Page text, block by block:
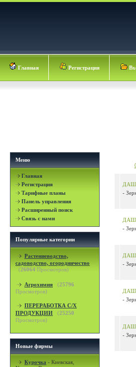
Главная Регистрация
Меню
Главная
Регистрация
Тарифные планы
Панель управления
Расширенный поиск
Связь с нами
Популярные категории
Растениеводство,
садоводство, огородничество
(26064 Просмотров)
Агрохимия (25796
Просмотров)
ПЕРЕРАБОТКА С/Х
ПРОДУКЦИИ
(25250
Просмотров)
Новые фирмы
Курочка - Киевская,
-
-
-
-
-